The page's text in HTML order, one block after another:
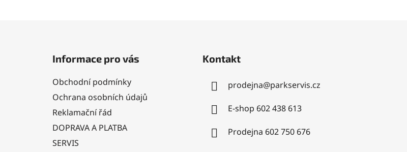
Informace pro vás
Obchodní podmínky
Ochrana osobních údajů
Reklamační řád
DOPRAVA A PLATBA
SERVIS
Kontakt
prodejna@parkservis.cz
E-shop 602 438 613
Prodejna 602 750 676